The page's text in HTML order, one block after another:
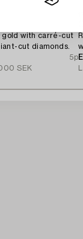
gold with carré-cut
cut diamonds.
5p
SEK